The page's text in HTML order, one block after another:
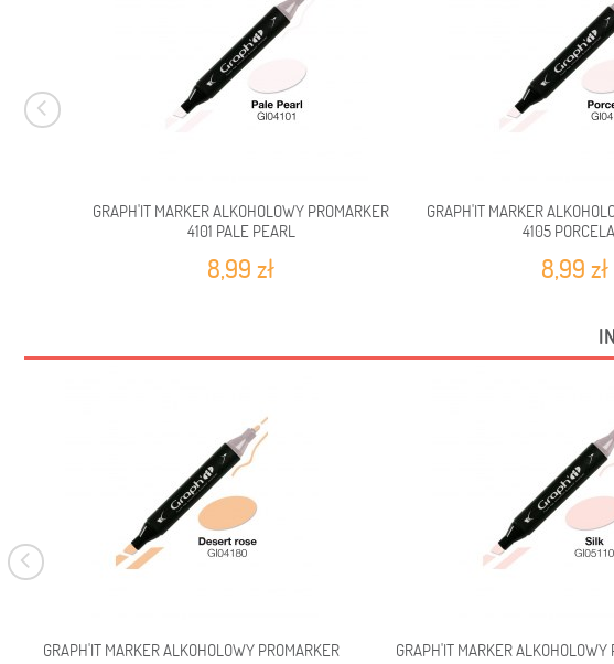
GRAPH'IT MARKER ALKOHOLOWY PROMARKER
4101 PALE PEARL
8,99 zł
GRAPH'IT MARKER
4105
8,99 zł
GRAPH'IT MARKER ALKOHOLOWY PROMARKER
GRAPH'IT MARKER ALKOHOLOWY